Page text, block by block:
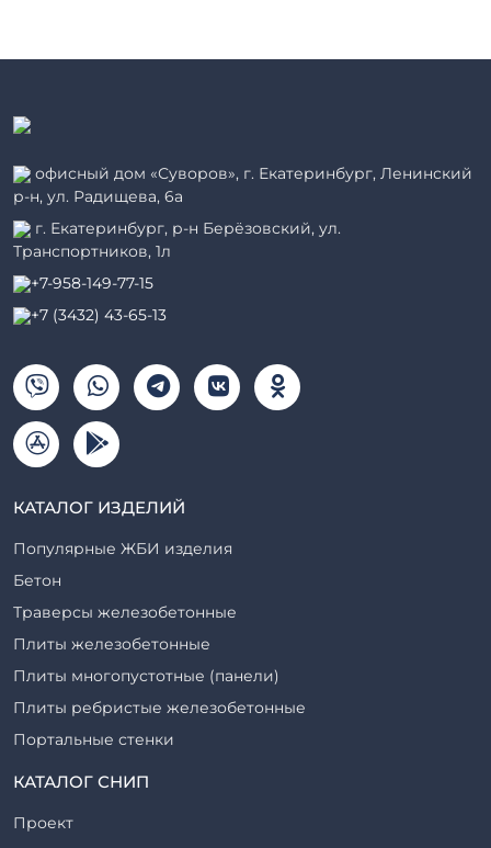
офисный дом «Суворов», г. Екатеринбург, Ленинский
р-н, ул. Радищева, 6а
г. Екатеринбург, р-н Берёзовский, ул.
Транспортников, 1л
+7-958-149-77-15
+7 (3432) 43-65-13
КАТАЛОГ ИЗДЕЛИЙ
Популярные ЖБИ изделия
Бетон
Траверсы железобетонные
Плиты железобетонные
Плиты многопустотные (панели)
Плиты ребристые железобетонные
Портальные стенки
Прогоны железобетонные
Ригели железобетонные
КАТАЛОГ СНИП
Проект